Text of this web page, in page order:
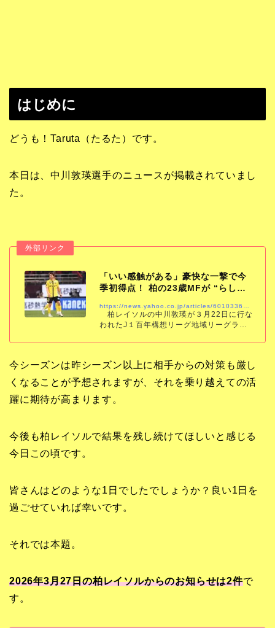
はじめに
どうも！Taruta（たるた）です。
本日は、中川敦瑛選手のニュースが掲載されていまし
た。
「いい感触がある」豪快な一撃で今
季初得点！ 柏の23歳MFが “らし
https://news.yahoo.co.jp/articles/60103364d0083583615eaabd22d475cf4bebc2a7
柏レイソルの中川敦瑛が３月22日に行な
われたJ１百年構想リーグ地域リーグラウ
０）で、強烈なミドルシュートを突き刺し
か
今シーズンは昨シーズン以上に相手からの対策も厳し
くなることが予想されますが、それを乗り越えての活
躍に期待が高まります。
今後も柏レイソルで結果を残し続けてほしいと感じる
今日この頃です。
皆さんはどのような1日でしたでしょうか？良い1日を
過ごせていれば幸いです。
それでは本題。
2026年3月27日の柏レイソルからのお知らせは2件で
す。